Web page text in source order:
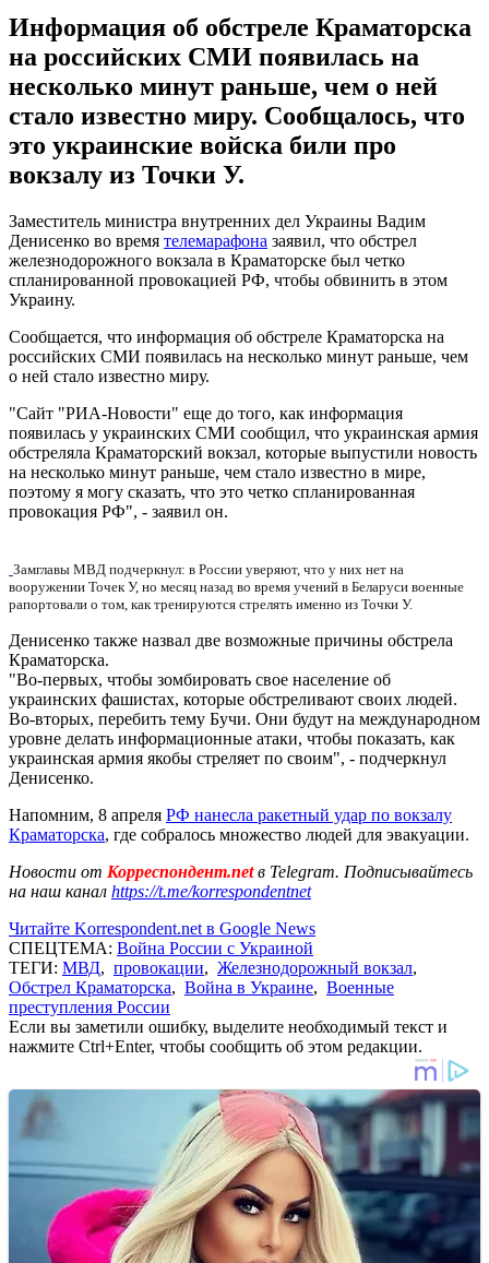
Информация об обстреле Краматорска
на российских СМИ появилась на
несколько минут раньше, чем о ней
стало известно миру. Сообщалось, что
это украинские войска били про
вокзалу из Точки У.
Заместитель министра внутренних дел Украины Вадим
Денисенко во время телемарафона заявил, что обстрел
железнодорожного вокзала в Краматорске был четко
спланированной провокацией РФ, чтобы обвинить в этом
Украину.
Сообщается, что информация об обстреле Краматорска на
российских СМИ появилась на несколько минут раньше, чем
о ней стало известно миру.
"Сайт "РИА-Новости" еще до того, как информация
появилась у украинских СМИ сообщил, что украинская армия
обстреляла Краматорский вокзал, которые выпустили новость
на несколько минут раньше, чем стало известно в мире,
поэтому я могу сказать, что это четко спланированная
провокация РФ", - заявил он.
Замглавы МВД подчеркнул: в России уверяют, что у них нет на
вооружении Точек У, но месяц назад во время учений в Беларуси военные
рапортовали о том, как тренируются стрелять именно из Точки У.
Денисенко также назвал две возможные причины обстрела
Краматорска.
"Во-первых, чтобы зомбировать свое население об
украинских фашистах, которые обстреливают своих людей.
Во-вторых, перебить тему Бучи. Они будут на международном
уровне делать информационные атаки, чтобы показать, как
украинская армия якобы стреляет по своим", - подчеркнул
Денисенко.
Напомним, 8 апреля РФ нанесла ракетный удар по вокзалу
Краматорска, где собралось множество людей для эвакуации.
Новости от Корреспондент.netв Telegram. Подписывайтесь
на наш канал https://t.me/korrespondentnet
Читайте Korrespondent.net в Google News
СПЕЦТЕМА: Война России с Украиной
ТЕГИ: МВД, провокации, Железнодорожный вокзал,
Обстрел Краматорска, Война в Украине, Военные
преступления России
Если вы заметили ошибку, выделите необходимый текст и
нажмите Ctrl+Enter, чтобы сообщить об этом редакции.